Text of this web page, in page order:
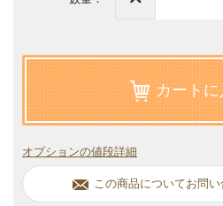
カート
オプションの値段詳細
この商品についてお問